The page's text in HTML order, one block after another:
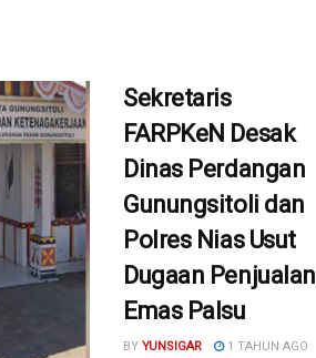
Sekretaris
FARPKeN Desak
Dinas Perdangan
Gunungsitoli dan
Polres Nias Usut
Dugaan Penjualan
Emas Palsu
BY YUNSIGAR
1 TAHUN AGO